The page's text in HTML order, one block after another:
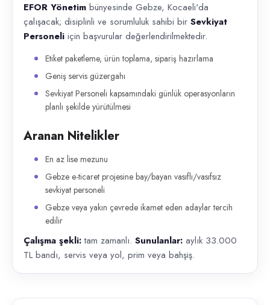
EFOR Yönetim bünyesinde Gebze, Kocaeli'da
çalışacak; disiplinli ve sorumluluk sahibi bir Sevkiyat
Personeli için başvurular değerlendirilmektedir.
Etiket paketleme, ürün toplama, sipariş hazırlama
Geniş servis güzergahı
Sevkiyat Personeli kapsamındaki günlük operasyonların
planlı şekilde yürütülmesi
Aranan Nitelikler
En az lise mezunu
Gebze e-ticaret projesine bay/bayan vasıflı/vasıfsız
sevkiyat personeli
Gebze veya yakın çevrede ikamet eden adaylar tercih
edilir
Çalışma şekli:tam zamanlı. Sunulanlar: aylık 33.000
TL bandı, servis veya yol, prim veya bahşiş.